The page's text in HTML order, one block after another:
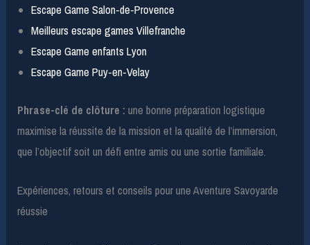
Escape Game Salon-de-Provence
Meilleurs escape games Villefranche
Escape Game enfants Lyon
Escape Game Puy-en-Velay
Phrase-clé de clôture : une bonne préparation logistique
maximise la réussite de la mission et la qualité de l’immersion,
que l’objectif soit un défi entre amis ou une sortie familiale.
Expériences, retours et conseils pour une Aventure Savoyarde
réussie